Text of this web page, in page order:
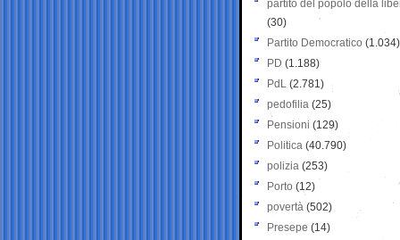
partito del popolo della
(30)
Partito Democratico (1.034)
PD (1.188)
PdL (2.781)
pedofilia (25)
Pensioni (129)
Politica (40.790)
polizia (253)
Porto (12)
povertà (502)
Presepe (14)